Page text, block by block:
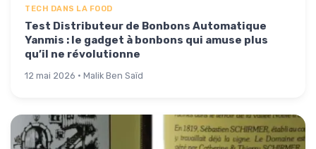
TECH DANS LA FOOD
Test Distributeur de Bonbons Automatique
Yanmis : le gadget à bonbons qui amuse plus
qu’il ne révolutionne
12 mai 2026 · Malik Ben Saïd